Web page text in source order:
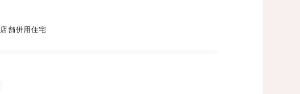
店舗併用住宅